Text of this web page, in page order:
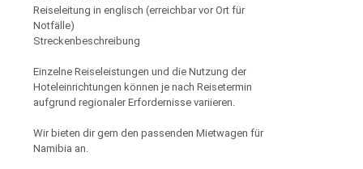
Reiseleitung in englisch (erreichbar vor Ort für
Notfälle)
Streckenbeschreibung
Einzelne Reiseleistungen und die Nutzung der
Hoteleinrichtungen können je nach Reisetermin
aufgrund regionaler Erfordernisse variieren.
Wir bieten dir gern den passenden Mietwagen für
Namibia an.